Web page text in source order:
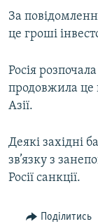
За
це гроші
Росія
продовжила це
Азії.
Деякі західні
зв’язку з
Росії санкції.
Поділитись